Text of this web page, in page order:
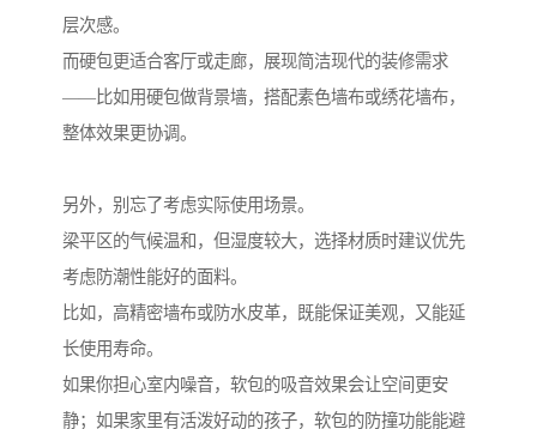
层次感。
而硬包更适合客厅或走廊，展现简洁现代的装修需求
——比如用硬包做背景墙，搭配素色墙布或绣花墙布，
整体效果更协调。
另外，别忘了考虑实际使用场景。
梁平区的气候温和，但湿度较大，选择材质时建议优先
考虑防潮性能好的面料。
比如，高精密墙布或防水皮革，既能保证美观，又能延
长使用寿命。
如果你担心室内噪音，软包的吸音效果会让空间更安
静；如果家里有活泼好动的孩子，软包的防撞功能能避